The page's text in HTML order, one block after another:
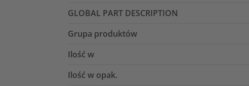
GLOBAL PART DESCRIPTION
Grupa produktów
Ilość w
Ilość w opak.